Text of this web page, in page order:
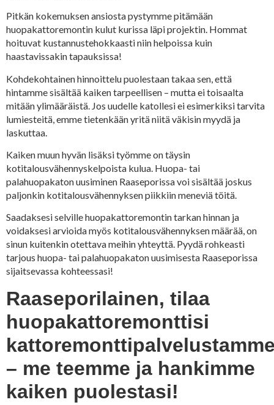
Pitkän kokemuksen ansiosta pystymme pitämään
huopakattoremontin kulut kurissa läpi projektin. Hommat
hoituvat kustannustehokkaasti niin helpoissa kuin
haastavissakin tapauksissa!
Kohdekohtainen hinnoittelu puolestaan takaa sen, että
hintamme sisältää kaiken tarpeellisen – mutta ei toisaalta
mitään ylimääräistä. Jos uudelle katollesi ei esimerkiksi tarvita
lumiesteitä, emme tietenkään yritä niitä väkisin myydä ja
laskuttaa.
Kaiken muun hyvän lisäksi työmme on täysin
kotitalousvähennyskelpoista kulua. Huopa- tai
palahuopakaton uusiminen Raaseporissa voi sisältää joskus
paljonkin kotitalousvähennyksen piikkiin meneviä töitä.
Saadaksesi selville huopakattoremontin tarkan hinnan ja
voidaksesi arvioida myös kotitalousvähennyksen määrää, on
sinun kuitenkin otettava meihin yhteyttä. Pyydä rohkeasti
tarjous huopa- tai palahuopakaton uusimisesta Raaseporissa
sijaitsevassa kohteessasi!
Raaseporilainen, tilaa
huopakattoremonttisi
– me teemme ja hankimme
kaiken puolestasi!